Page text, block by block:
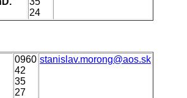
24
0960
42
35
27
stanislav.morong@aos.sk